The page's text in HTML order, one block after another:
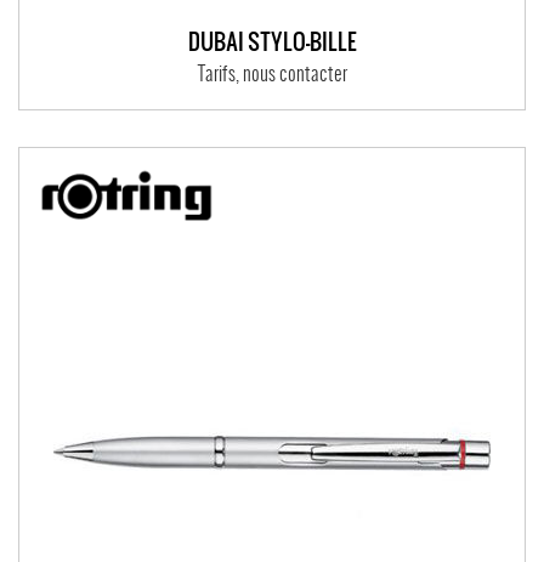
DUBAI STYLO-BILLE
Tarifs, nous contacter